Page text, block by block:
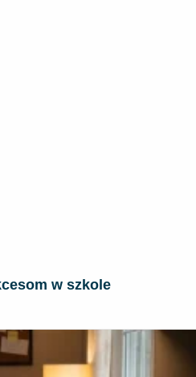
w szkole